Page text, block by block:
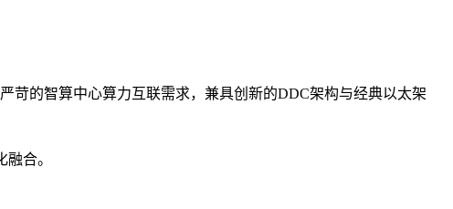
苛的智算中心算力互联需求，兼具创新的DDC架构与经典以太架
合。